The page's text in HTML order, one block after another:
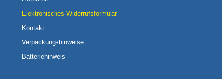
Elektronisches Widerrufsformular
Kontakt
Verpackungshinweise
Batteriehinweis